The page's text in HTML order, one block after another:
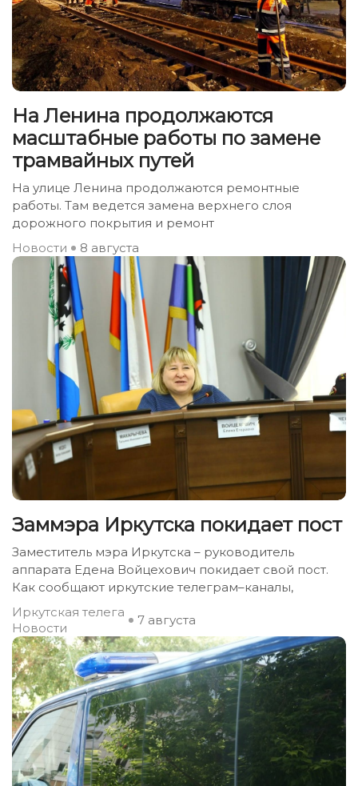
На Ленина продолжаются
масштабные работы по замене
трамвайных путей
На улице Ленина продолжаются ремонтные
работы. Там ведется замена верхнего слоя
дорожного покрытия и ремонт
Новости
8 августа
Заммэра Иркутска покидает пост
Заместитель мэра Иркутска – руководитель
аппарата Едена Войцехович покидает свой пост.
Как сообщают иркутские телеграм–каналы,
Иркутская телега
Новости
7 августа